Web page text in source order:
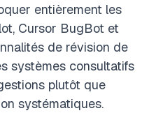
entièrement les
Cursor BugBot et
de révision de
systèmes consultatifs
plutôt que
systématiques.